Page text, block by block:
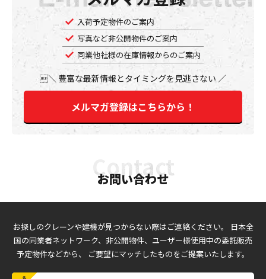
入荷予定物件のご案内
写真など非公開物件のご案内
同業他社様の在庫情報からのご案内
豊富な最新情報とタイミングを見逃さない
メルマガ登録はこちらから！
お問い合わせ
お探しのクレーンや建機が見つからない際はご連絡ください。
日本全
国の同業者ネットワーク、非公開物件、ユーザー様使用中の委託販売
予定物件などから、
ご要望にマッチしたものをご提案いたします。